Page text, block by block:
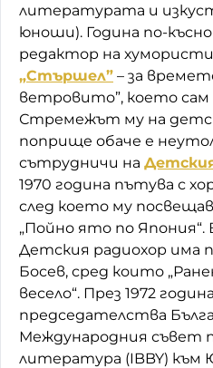
литературата и
юноши). Година по-късно
редактор на
„Стършел” – за
ветровито”, което сам
Стремежът му на
поприще обаче е
сътрудничи на
1970 година пътува с
след което му
„Пойно ято по Япония“.
Детския радиохор има
Босев, сред които
весело“. През 1972
председателства
Международния съвет
литература (IBBY) към